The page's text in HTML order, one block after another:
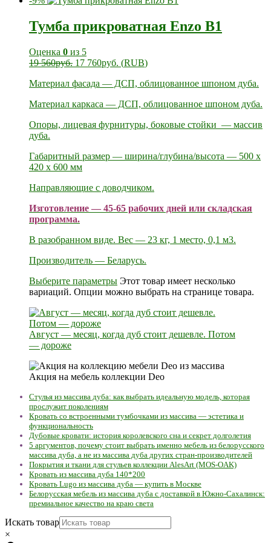
Тумба прикроватная Enzo B1
Оценка 0 из 5
19 560руб. 17 760руб. (RUB)
Материал фасада — ДСП, облицованное шпоном дуба.
Материал каркаса — ДСП, облицованное шпоном дуба.
Опоры, лицевая фурнитуры, боковые стойки — массив
дуба.
Габаритный размер — ширина/глубина/высота — 500 х
420 х 600 мм
Направляющие с доводчиком.
Изготовление — 45-65 рабочих дней или складская
программа.
В разобранном виде. Вес — 23 кг, 1 место, 0,1 м3.
Производитель — Беларусь.
Выберите параметры Этот товар имеет несколько
вариаций. Опции можно выбрать на странице товара.
Август — месяц, когда дуб стоит дешевле. Потом
— дороже
Акция на мебель коллекции Deo
Стулья из массива дуба: как выбрать идеальную модель, которая
прослужит поколениям
Кровать со встроенными тумбочками из массива — эстетика и
функциональность
Дубовые кровати: история королевского сна и секрет долголетия
5 аргументов, почему стоит выбрать именно мебель из белорусского
массива дуба, а не из массива дуба других стран-производителей
Покрытия и ткани для стульев коллекции AlesArt (MOS-OAK)
Кровать из массива дуба 140*200
Кровать Lugo из массива дуба — купить в Москве
Белорусская мебель из массива дуба с доставкой в Южно-Сахалинск:
премиальное качество на краю света
Искать товар
×